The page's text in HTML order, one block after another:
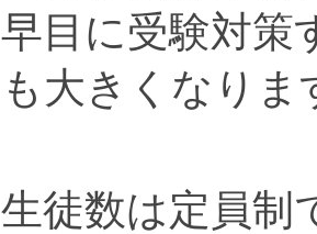
早目に受験対策
も大きくなりま
生徒数は定員制